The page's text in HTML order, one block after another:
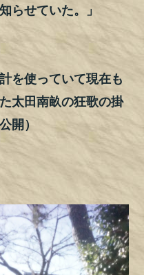
らせていた。」
を使っていて現在も
太田南畝の狂歌の掛
開）